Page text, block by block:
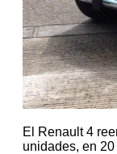
El Renault 4
unidades, en